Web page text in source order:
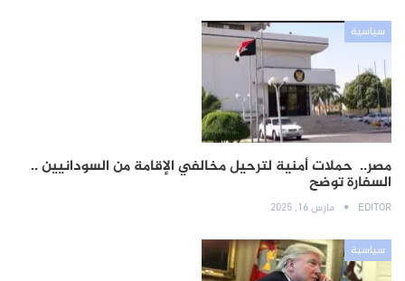
سياسية
مصر.. حملات أمنية لترحيل مخالفي الإقامة من السودانيين ..
السفارة توضح
EDITOR مارس 16, 2025
سياسية